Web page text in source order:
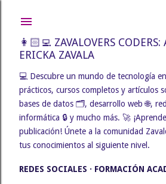
👩🏻‍💻 ZAVALOVERS
ERICKA ZAVALA
💻 Descubre un mundo de tecnología
prácticos, cursos completos y artículos
bases de datos 🗂️, desarrollo web 🌐,
informática 🔒 y mucho más. 🚀
publicación! Únete a la comunidad
tus conocimientos al siguiente nivel.
REDES SOCIALES FORMACIÓN